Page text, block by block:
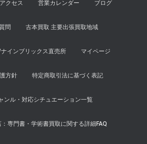
アクセス 営業カレンダー ブログ
問 古本買取 主要出張買取地域
インブリックス直売所 マイページ
方針 特定商取引法に基づく表記
ンル・対応シチュエーション一覧
専門書・学術書買取に関する詳細FAQ